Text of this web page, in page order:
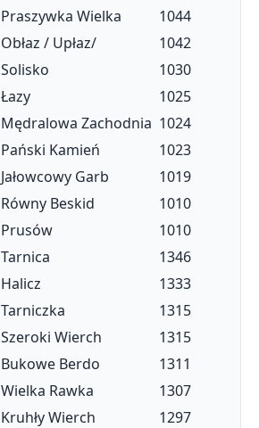
Praszywka Wielka
1044
Obłaz / Upłaz/
1042
Solisko
1030
Łazy
1025
Mędralowa Zachodnia 1024
Pański Kamień
1023
Jałowcowy Garb
1019
Równy Beskid
1010
Prusów
1010
Tarnica
1346
Halicz
1333
Tarniczka
1315
Szeroki Wierch
1315
Bukowe Berdo
1311
Wielka Rawka
1307
Kruhły Wierch
1297